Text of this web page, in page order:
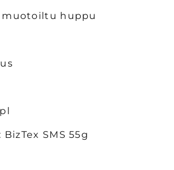
muotoiltu huppu
BizTex SMS 55g